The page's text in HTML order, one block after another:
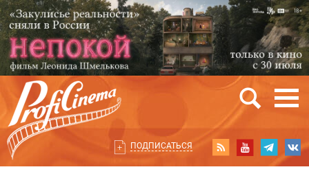
ПОДПИСАТЬСЯ